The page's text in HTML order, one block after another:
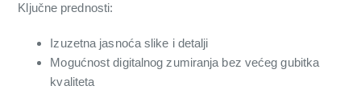
Ključne prednosti:
Izuzetna jasnoća slike i detalji
Mogućnost digitalnog zumiranja bez većeg gubitka
kvaliteta